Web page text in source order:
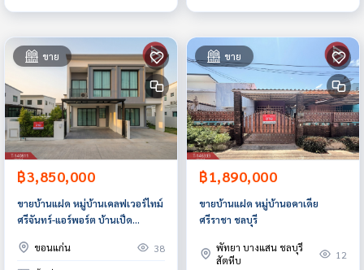
ขาย
฿3,850,000
ขายบ้านแฝด หมู่บ้านเคลฟเวอร์ไทม์
ศรีจันทร์-แอร์พอร์ต บ้านเป็ด
ขอนแก่น
38
ขาย
฿1,890,000
ขายบ้านแฝด หมู่บ้านอคาเดีย
ศรีราชา ชลบุรี
พัทยา บางแสน ชลบุรี
สัตหีบ
12